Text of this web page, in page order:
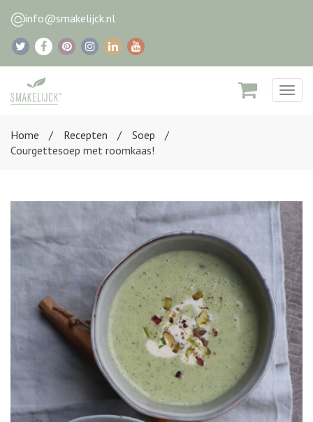
info@smakelijck.nl
Home
Recepten
Soep
Courgettesoep met roomkaas!